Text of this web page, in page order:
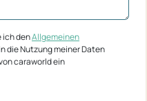
ich denAllgemeinen
die Nutzung meiner Daten
caraworld ein